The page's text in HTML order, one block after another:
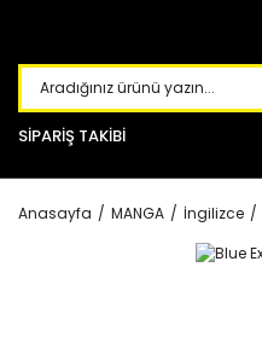
SİPARİŞ TAKİBİ
Anasayfa MANGA İngilizce